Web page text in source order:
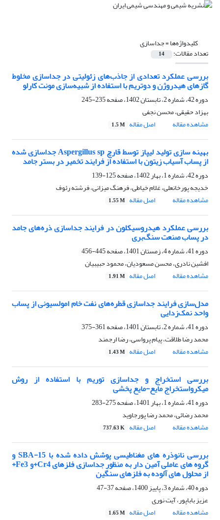
کلیدواژه‌ها =جداسازی
تعداد مقالات: 14
بررسی عملکرد تعدادی از جاذب‌های زئولیتی در جداسازی مخلوط
گازهای هیدروژن و دوتریم با استفاده از شبیه‌سازی مونت کارلو
دوره 42، شماره 2، تابستان 1402، صفحه
235-245
بهزاد حقیقی، محسن نجفی
مشاهده مقاله
اصل مقاله 1.5 M
بهینه سازی تولید لیپاز توسط قارچ Aspergillus sp جداسازی شده
از پساب آسیاب زیتون با استفاده از فرایند تخمیر در بستر جامد
دوره 42، شماره 1، بهار 1402، صفحه
125-139
خدیجه پورخانعلی، غلام خیاطی، فرهنگ میزانی، فرشته رئوف
مشاهده مقاله
اصل مقاله 1.55 M
بررسی عملکرد هیدروسیکلون در فرایند جداسازی ذره‌های جامد
در پساب صنعت سنگ‌بری
دوره 41، شماره 4، زمستان 1401، صفحه
445-456
افشین نادری، محسن مسعودیان، محمود حبیبیان
مشاهده مقاله
اصل مقاله 1.91 M
مدل‌سازی فرایند جداسازی قطره‌های نفت خام امولسیونی از پساب
واحد نمک‌زدایی
دوره 41، شماره 2، تابستان 1401، صفحه
361-375
محمد رضا طلاقت، پیام پرواسی، رضا ارجمند
مشاهده مقاله
اصل مقاله 1.43 M
بررسی استخراج و جداسازی توریم با استفاده از روش
میکرواستخراج مایع-مایع پخشی
دوره 41، شماره 1، بهار 1401، صفحه
275-283
محمد رضائی، محمد رضا پورجاوید
مشاهده مقاله
اصل مقاله 737.63 K
بررسی نانوذره های مغناطیسی پوشش داده شده با SBA-15 و
گروه های عاملی آمین دار به منظور جداسازی فلزهای Cr4+و Fe3+
از محلول های آلوده به فلزهای سنگین
دوره 40، شماره 3، پاییز 1400، صفحه
37-47
عزیز باباپور، آیت نوری
مشاهده مقاله
اصل مقاله 1.65 M